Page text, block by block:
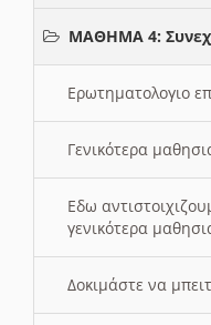
ΜΑΘΗΜΑ 4:
Ερωτηματολογιο
Γενικότερα
Εδω
γενικότερα
Δοκιμάστε να